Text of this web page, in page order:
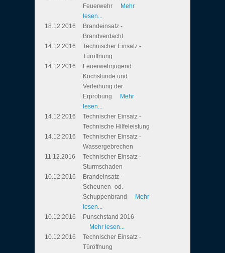
Feuerwehr
Mehr
lesen...
18.12.2016
Brandeinsatz -
Brandverdacht
14.12.2016
Technischer Einsatz -
Türöffnung
14.12.2016
Feuerwehrjugend:
Kochstunde und
Verleihung der
Erprobung
Mehr
lesen...
14.12.2016
Technischer Einsatz -
Technische Hilfeleistung
14.12.2016
Technischer Einsatz -
Wassergebrechen
11.12.2016
Technischer Einsatz -
Sturmschaden
10.12.2016
Brandeinsatz -
Scheunen- od.
Schuppenbrand
Mehr
lesen...
10.12.2016
Punschstand 2016
Mehr lesen...
10.12.2016
Technischer Einsatz -
Türöffnung